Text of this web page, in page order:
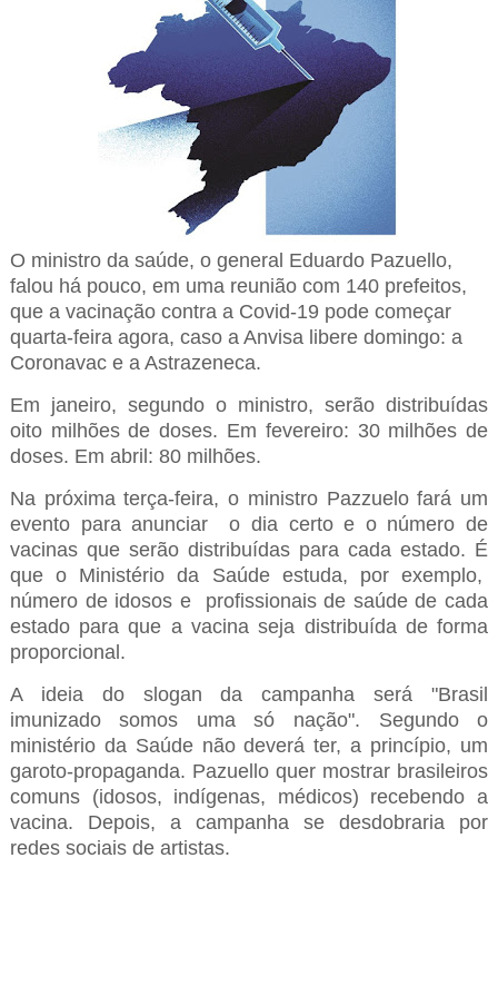
O ministro da saúde, o general Eduardo Pazuello,
falou há pouco, em uma reunião com 140 prefeitos,
que a vacinação contra a Covid-19 pode começar
quarta-feira agora, caso a Anvisa libere domingo: a
Coronavac e a Astrazeneca.
Em janeiro, segundo o ministro, serão distribuídas
oito milhões de doses. Em fevereiro: 30 milhões de
doses. Em abril: 80 milhões.
Na próxima terça-feira, o ministro Pazzuelo fará um
evento para anunciar o dia certo e o número de
vacinas que serão distribuídas para cada estado. É
que o Ministério da Saúde estuda, por exemplo,
número de idosos e profissionais de saúde de cada
estado para que a vacina seja distribuída de forma
proporcional.
A ideia do slogan da campanha será "Brasil
imunizado somos uma só nação". Segundo o
ministério da Saúde não deverá ter, a princípio, um
garoto-propaganda. Pazuello quer mostrar brasileiros
comuns (idosos, indígenas, médicos) recebendo a
vacina. Depois, a campanha se desdobraria por
redes sociais de artistas.